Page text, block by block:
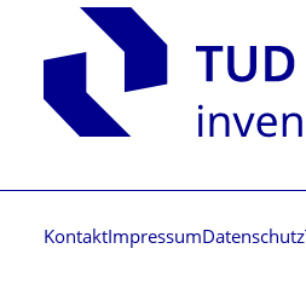
KontaktImpressumDatenschutz